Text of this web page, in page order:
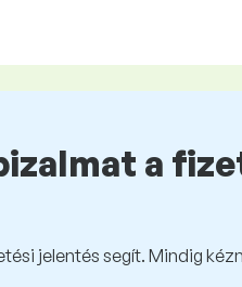
a
jelentés segít. Mindig